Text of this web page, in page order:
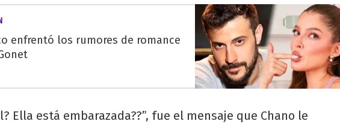
enfrentó los rumores de romance
Ella está embarazada??”, fue el mensaje que Chano le